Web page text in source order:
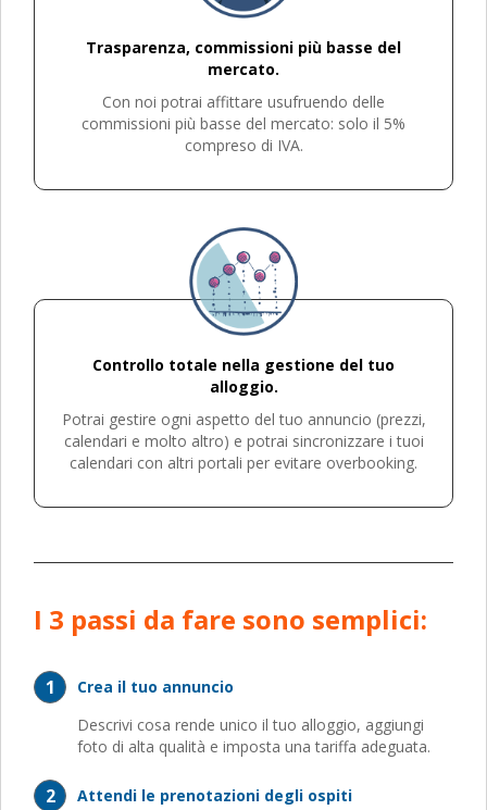
Trasparenza, commissioni più basse del
mercato.
Con noi potrai affittare usufruendo delle
commissioni più basse del mercato: solo il 5%
compreso di IVA.
Controllo totale nella gestione del tuo
alloggio.
Potrai gestire ogni aspetto del tuo annuncio (prezzi,
calendari e molto altro) e potrai sincronizzare i tuoi
calendari con altri portali per evitare overbooking.
I 3 passi da fare sono semplici:
1
Crea il tuo annuncio
Descrivi cosa rende unico il tuo alloggio, aggiungi
foto di alta qualità e imposta una tariffa adeguata.
2
Attendi le prenotazioni degli ospiti